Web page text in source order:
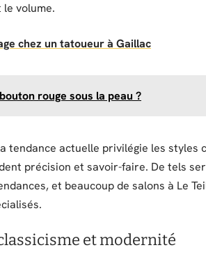
volume.
chez un tatoueur à Gaillac
rouge sous la peau ?
tendance actuelle privilégie les styles
précision et savoir-faire. De tels
et beaucoup de salons à Le
et modernité